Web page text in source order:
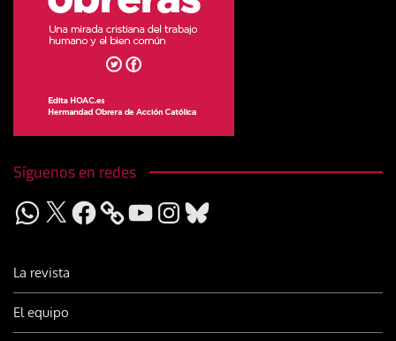
Síguenos en redes
WhatsApp
X Facebook YouTubeInstagram
Bluesky
La revista
El equipo